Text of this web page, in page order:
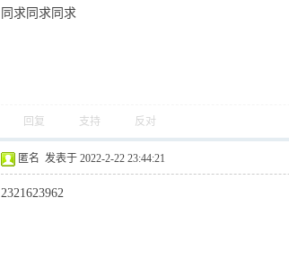
同求同求同求
回复 支持 反对
匿名 发表于 2022-2-22 23:44:21
2321623962